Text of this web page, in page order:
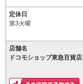
定休日
第3火曜
店舗名
ドコモショップ東急百貨